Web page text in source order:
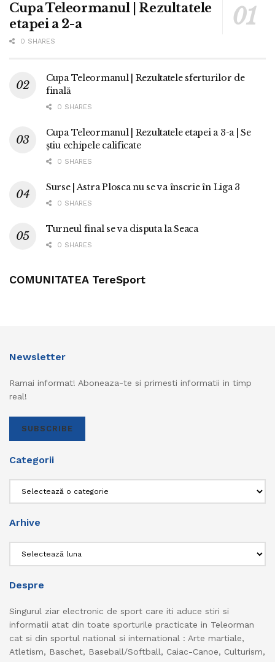
Cupa Teleormanul | Rezultatele
etapei a 2-a
0 SHARES
Cupa Teleormanul | Rezultatele sferturilor de
finală
0 SHARES
Cupa Teleormanul | Rezultatele etapei a 3-a | Se
știu echipele calificate
0 SHARES
Surse | Astra Plosca nu se va înscrie în Liga 3
0 SHARES
Turneul final se va disputa la Seaca
0 SHARES
COMUNITATEA TereSport
Newsletter
Ramai informat! Aboneaza-te si primesti informatii in timp
real!
SUBSCRIBE
Categorii
Arhive
Despre
Singurul ziar electronic de sport care iti aduce stiri si
informatii atat din toate sporturile practicate in Teleorman
cat si din sportul national si international : Arte martiale,
Atletism, Baschet, Baseball/Softball, Caiac-Canoe, Culturism,